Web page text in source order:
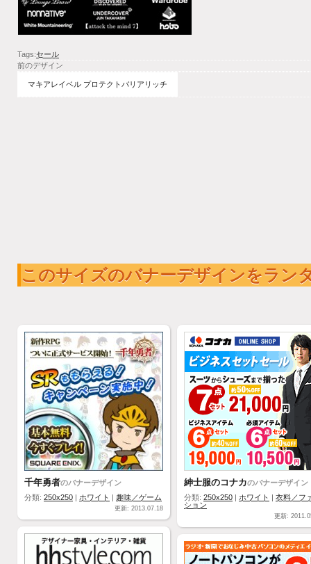
Tags:セール
前のデザイン
マキアレイベル プロテクトバリアリッチ
このサイズのバナーデザインをラン
千年勇者のバナーデザイン
分類: 250x250 ホワイト 趣味／ゲーム
更新: 2013.07.18
紳士服のコナカのバナーデザイン
分類: 250x250 ホワイト
衣料／フ
ション
更新: